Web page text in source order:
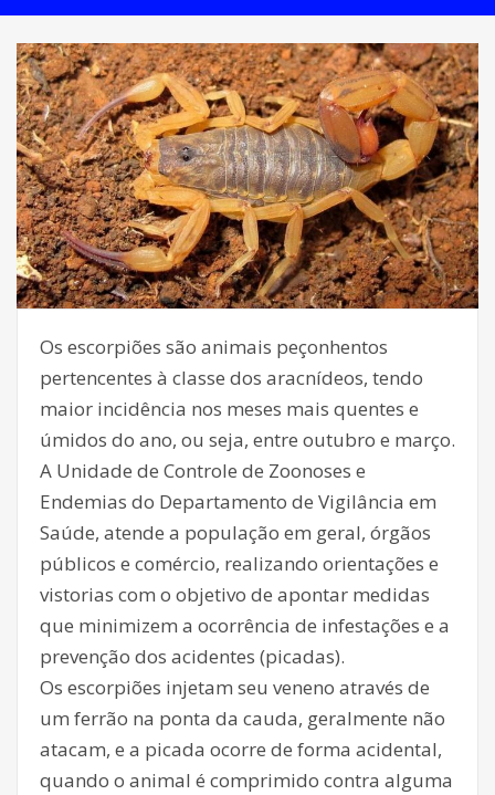
Os escorpiões são animais peçonhentos
pertencentes à classe dos aracnídeos, tendo
maior incidência nos meses mais quentes e
úmidos do ano, ou seja, entre outubro e março.
A Unidade de Controle de Zoonoses e
Endemias do Departamento de Vigilância em
Saúde, atende a população em geral, órgãos
públicos e comércio, realizando orientações e
vistorias com o objetivo de apontar medidas
que minimizem a ocorrência de infestações e a
prevenção dos acidentes (picadas).
Os escorpiões injetam seu veneno através de
um ferrão na ponta da cauda, geralmente não
atacam, e a picada ocorre de forma acidental,
quando o animal é comprimido contra alguma